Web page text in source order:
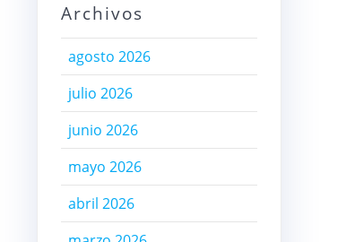
Archivos
agosto 2026
julio 2026
junio 2026
mayo 2026
abril 2026